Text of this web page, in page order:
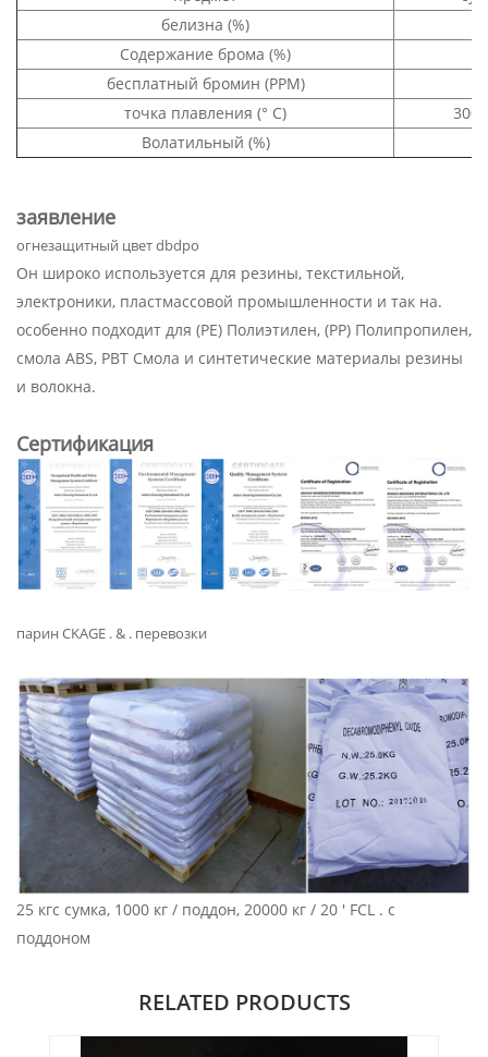
белизна (%)
Содержание брома (%)
бесплатный бромин (PPM)
точка плавления (° C)
Волатильный (%)
заявление
огнезащитный цвет dbdpo
Он широко используется для резины, текстильной,
электроники, пластмассовой промышленности и так на.
особенно подходит для (PE) Полиэтилен, (PP) Полипропилен,
смола ABS, PBT Смола и синтетические материалы резины
и волокна.
Сертификация
парин CKAGE . & . перевозки
25 кгс сумка, 1000 кг / поддон, 20000 кг / 20 ' FCL . с
поддоном
RELATED PRODUCTS